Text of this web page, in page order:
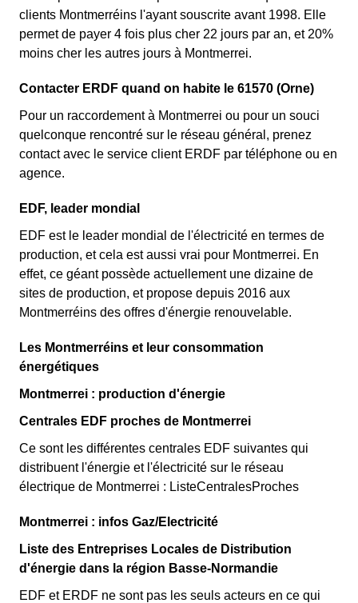
clients Montmerréins l'ayant souscrite avant 1998. Elle
permet de payer 4 fois plus cher 22 jours par an, et 20%
moins cher les autres jours à Montmerrei.
Contacter ERDF quand on habite le 61570 (Orne)
Pour un raccordement à Montmerrei ou pour un souci
quelconque rencontré sur le réseau général, prenez
contact avec le service client ERDF par téléphone ou en
agence.
EDF, leader mondial
EDF est le leader mondial de l'électricité en termes de
production, et cela est aussi vrai pour Montmerrei. En
effet, ce géant possède actuellement une dizaine de
sites de production, et propose depuis 2016 aux
Montmerréins des offres d'énergie renouvelable.
Les Montmerréins et leur consommation
énergétiques
Montmerrei : production d'énergie
Centrales EDF proches de Montmerrei
Ce sont les différentes centrales EDF suivantes qui
distribuent l'énergie et l'électricité sur le réseau
électrique de Montmerrei : ListeCentralesProches
Montmerrei : infos Gaz/Electricité
Liste des Entreprises Locales de Distribution
d'énergie dans la région Basse-Normandie
EDF et ERDF ne sont pas les seuls acteurs en ce qui